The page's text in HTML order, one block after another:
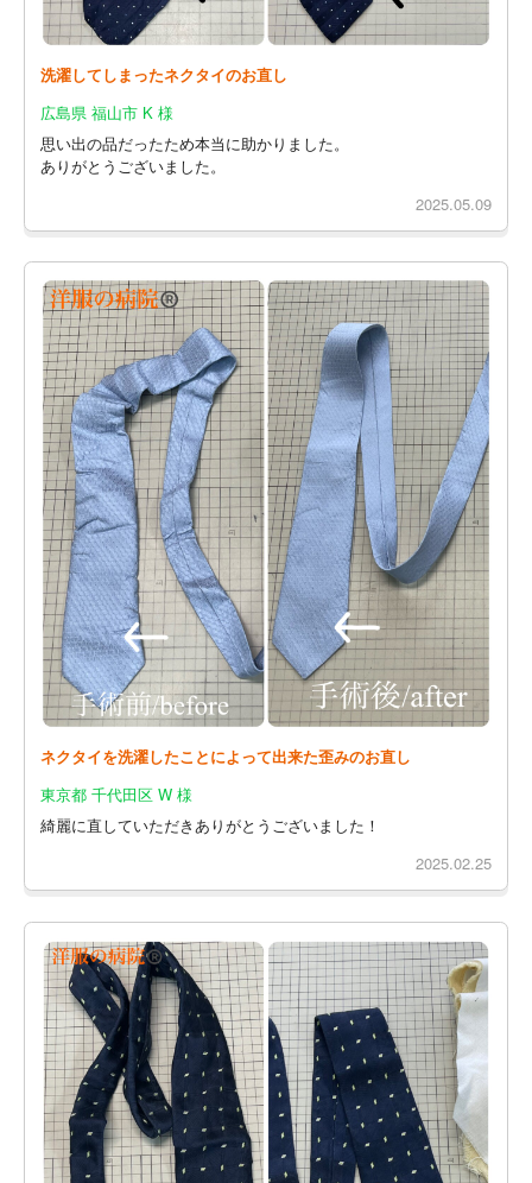
洗濯してしまったネクタイのお直し
広島県 福山市 K 様
思い出の品だったため本当に助かりました。
ありがとうございました。
2025.05.09
ネクタイを洗濯したことによって出来た歪みのお直し
東京都 千代田区 W 様
綺麗に直していただきありがとうございました！
2025.02.25